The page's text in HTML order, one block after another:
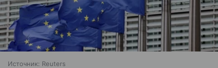
Источник: Reuters